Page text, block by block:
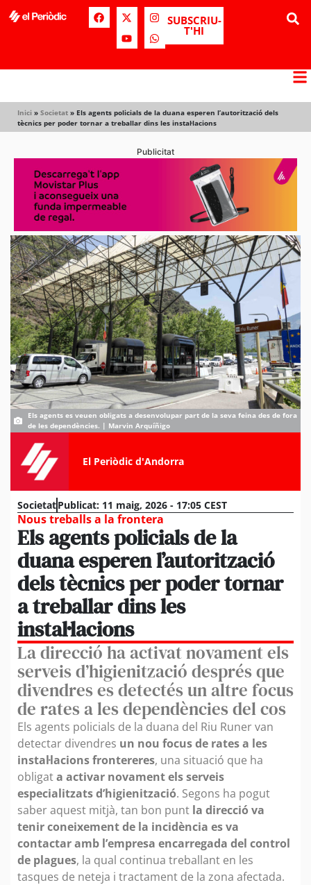
SUBSCRIU-
T'HI
Inici » Societat » Els agents policials de la duana esperen l’autorització dels
tècnics per poder tornar a treballar dins les instal·lacions
Publicitat
Els agents es veuen obligats a desenvolupar part de la seva feina des de fora
de les dependències. | Marvin Arquíñigo
El Periòdic d'Andorra
SocietatPublicat: 11 maig, 2026 - 17:05 CEST
Nous treballs a la frontera
Els agents policials de la
duana esperen l’autorització
dels tècnics per poder tornar
a treballar dins les
instal·lacions
La direcció ha activat novament els
serveis d’higienització després que
divendres es detectés un altre focus
de rates a les dependències del cos
Els agents policials de la duana del Riu Runer van
detectar divendres un nou focus de rates a les
instal·lacions frontereres, una situació que ha
obligata activar novament els serveis
especialitzats d’higienització. Segons ha pogut
saber aquest mitjà, tan bon punt la direcció va
tenir coneixement de la incidència es va
contactar amb l’empresa encarregada del control
de plagues, la qual continua treballant en les
tasques de neteja i tractament de la zona afectada.